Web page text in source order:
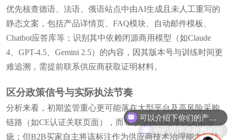
优先核查德语、法语、俄语站点中由AI生成且未人工重写的
静态文案，包括产品详情页、FAQ模块、自动邮件模板、
Chatbot应答库等；识别其中依赖闭源商用模型（如Claude
4、GPT-4.5、Gemini 2.5）的内容，因其版本号与训练时间更
难追溯，需提前联系供应商获取证明材料。
区分政策信号与实际执法节奏
分析来看，初期监管重心更可能落在大型平台及高风险采购
链路（如CE认证关联页面），而非小微独立站单次文案瑕
疵；但B2B买家自主将该标注作为供应商技术治理能力评估
可以介绍下你们的产品么
你们是怎么收费的呢